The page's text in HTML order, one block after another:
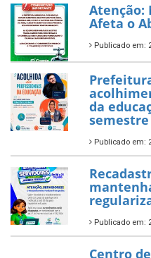
Atenção:
Afeta o
Publicado em:
da
semestre
Publicado em:
Publicado em:
Centro